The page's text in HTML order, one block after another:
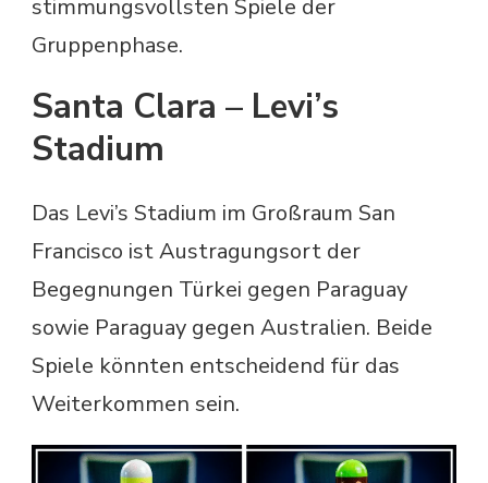
stimmungsvollsten Spiele der
Gruppenphase.
Santa Clara – Levi’s
Stadium
Das Levi’s Stadium im Großraum San
Francisco ist Austragungsort der
Begegnungen Türkei gegen Paraguay
sowie Paraguay gegen Australien. Beide
Spiele könnten entscheidend für das
Weiterkommen sein.